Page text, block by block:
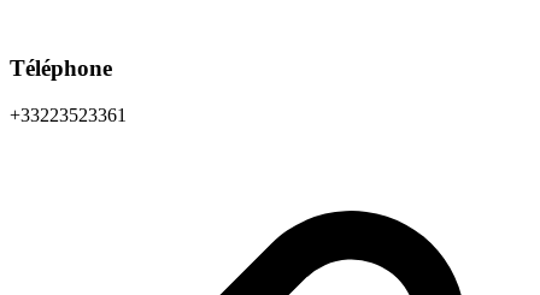
Téléphone
+33223523361